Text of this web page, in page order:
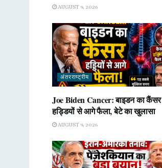
AUGUST 9, 2026
अंतरराष्ट्रीय
Joe Biden Cancer: बाइडन का कैंसर
हड्डियों से आगे फैला, बेटे का खुलासा
AUGUST 9, 2026